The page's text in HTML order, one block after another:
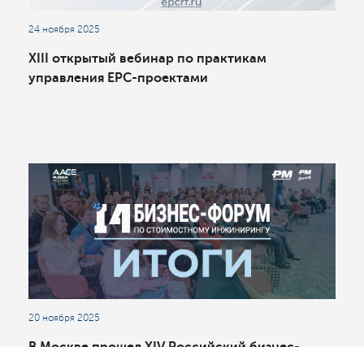
24 ноября 2025
XIII открытый вебинар по практикам
управления EPC-проектами
20 ноября 2025